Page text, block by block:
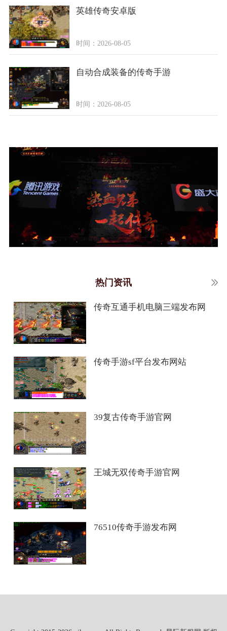
英雄传奇安卓版
时间：2026-08-05
自动合成装备的传奇手游
时间：2026-08-05
热门资讯
传奇互通手机电脑三端发布网
传奇手游sf平台发布网站
39复古传奇手游官网
王城无双传奇手游官网
76510传奇手游发布网